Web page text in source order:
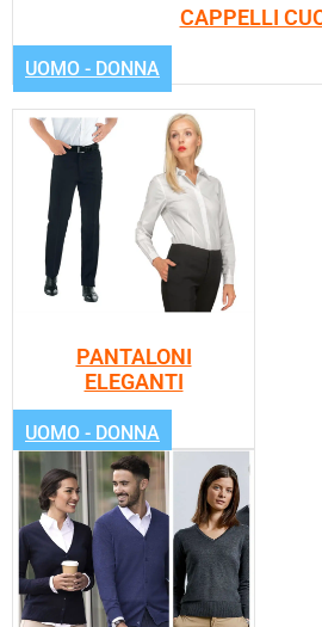
CAPPELLI
UOMO - DONNA
PANTALONI
ELEGANTI
UOMO - DONNA